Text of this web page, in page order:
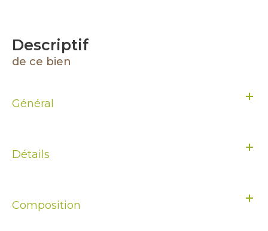
descriptif
de ce bien
Général
Détails
Composition